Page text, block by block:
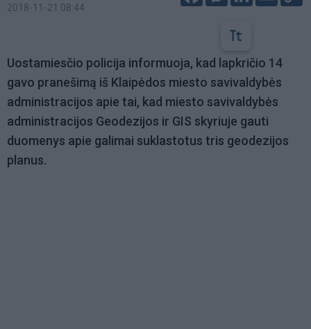
2018-11-21 08:44
Uostamiesčio policija informuoja, kad lapkričio 14
gavo pranešimą iš Klaipėdos miesto savivaldybės
administracijos apie tai, kad miesto savivaldybės
administracijos Geodezijos ir GIS skyriuje gauti
duomenys apie galimai suklastotus tris geodezijos
planus.